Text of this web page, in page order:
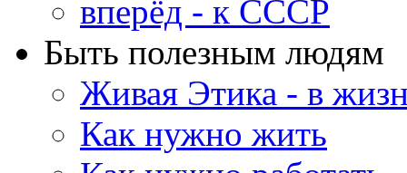
вперёд - к СССР
Быть полезным людям
Живая Этика - в
Как нужно жить